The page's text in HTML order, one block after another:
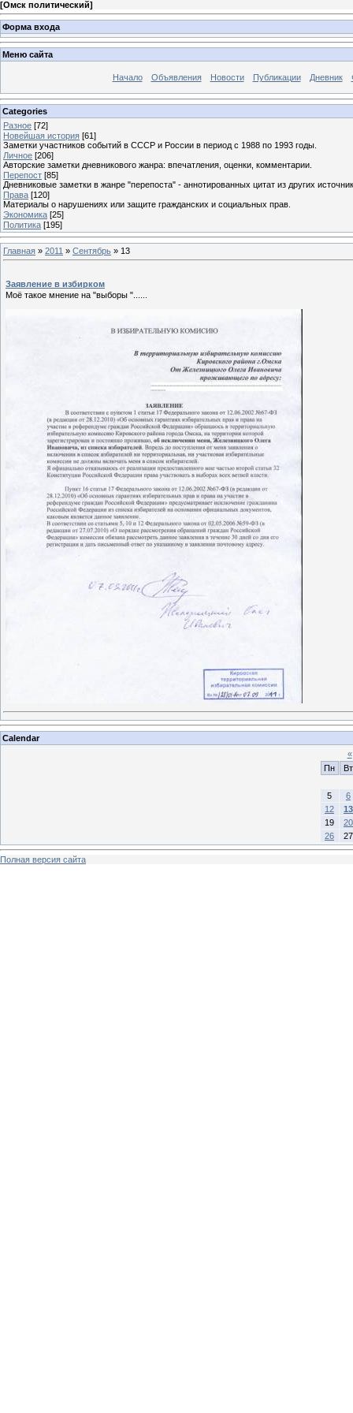
[Омск политический]
Форма входа
Меню сайта
Начало Объявления Новости Публикации Дневник
Categories
Разное [72]
Новейшая история [61]
Заметки участников событий в СССР и России в период с 1988 по 1993 годы.
Личное [206]
Авторские заметки дневникового жанра: впечатления, оценки, комментарии.
Перепост [85]
Дневниковые заметки в жанре "перепоста" - аннотированных цитат из других
Права [120]
Материалы о нарушениях или защите гражданских и социальных прав.
Экономика [25]
Политика [195]
Главная » 2011 » Сентябрь » 13
Заявление в избирком
Моё такое мнение на "выборы "......
Calendar
«
Пн
Вт
5
6
12
13
19
20
26
27
Полная версия сайта